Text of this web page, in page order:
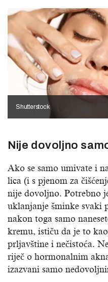
Shutterstock
Nije dovoljno
Ako se samo umivate i
lica (i s pjenom za
nije dovoljno. Potrebno
uklanjanje šminke svaki
nakon toga samo
kremu, ističu da je to
prljavštine i nečistoća.
riječ o hormonalnim
izazvani samo